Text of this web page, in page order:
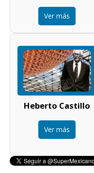
Ver más
Heberto Castillo
Ver más